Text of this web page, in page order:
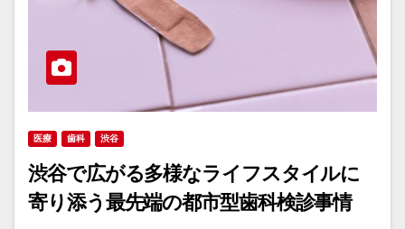
医療 歯科 渋谷
渋谷で広がる多様なライフスタイルに
寄り添う最先端の都市型歯科検診事情